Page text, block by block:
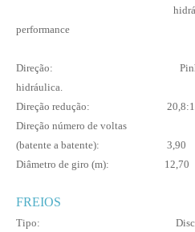
hidráulicos
performance
Direção: Pinhão e
hidráulica.
Direção redução: 20,8:1
Direção número de voltas
(batente a batente): 3,90
Diâmetro de giro (m): 12,70
FREIOS
Tipo: Discos ventilados